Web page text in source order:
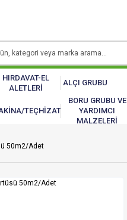
HIRDAVAT-EL
ALETLERİ
ALÇI GRUBU
TEÇHİZAT
BORU GRUBU VE
YARDIMCI
MALZELERİ
50m2/Adet